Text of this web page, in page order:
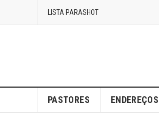
LISTA PARASHOT
PASTORES ENDEREÇOS